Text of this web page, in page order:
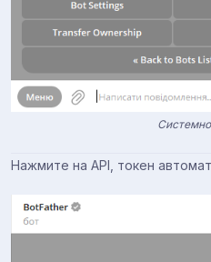
Нажмите на API, токен